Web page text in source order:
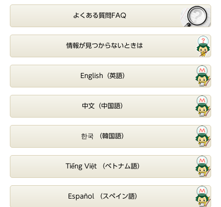
よくある質問FAQ
情報が見つからないときは
English（英語）
中文（中国語）
한국 （韓国語）
Tiếng Việt （ベトナム語）
Español （スペイン語）